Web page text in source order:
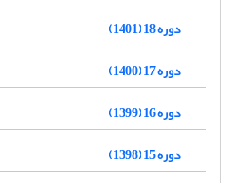
دوره 18 (1401)
دوره 17 (1400)
دوره 16 (1399)
دوره 15 (1398)